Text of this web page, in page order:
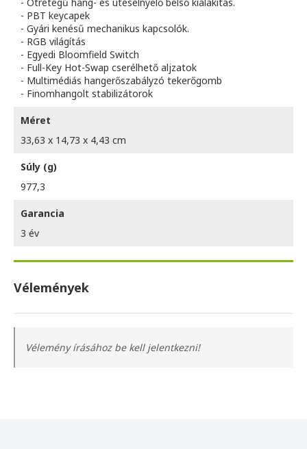
- PBT keycapek
- Gyári kenésű mechanikus kapcsolók.
- RGB világítás
- Egyedi Bloomfield Switch
- Full-Key Hot-Swap cserélhető aljzatok
- Multimédiás hangerőszabályzó tekerőgomb
- Finomhangolt stabilizátorok
Méret
33,63 x 14,73 x 4,43 cm
Súly (g)
977,3
Garancia
3 év
Vélemények
Vélemény írásához be kell jelentkezni!